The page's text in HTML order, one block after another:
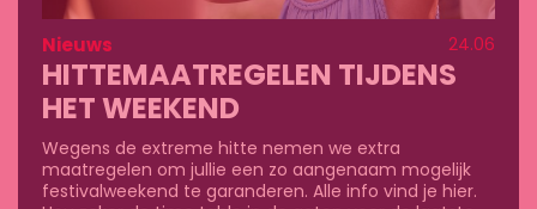
Nieuws 24.06
HITTEMAATREGELEN TIJDENS
HET WEEKEND
Wegens de extreme hitte nemen we extra
maatregelen om jullie een zo aangenaam mogelijk
festivalweekend te garanderen. Alle info vind je hier.